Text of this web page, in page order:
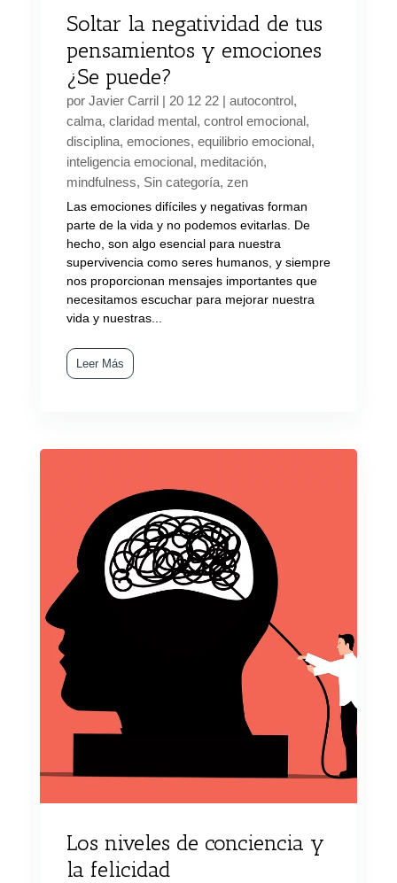
Soltar la negatividad de tus
pensamientos y emociones
¿Se puede?
por Javier Carril| 20 12 22| autocontrol,
calma, claridad mental, control emocional,
disciplina, emociones, equilibrio emocional,
inteligencia emocional, meditación,
mindfulness, Sin categoría, zen
Las emociones difíciles y negativas forman
parte de la vida y no podemos evitarlas. De
hecho, son algo esencial para nuestra
supervivencia como seres humanos, y siempre
nos proporcionan mensajes importantes que
necesitamos escuchar para mejorar nuestra
vida y nuestras...
Leer Más
Los niveles de conciencia y
la felicidad